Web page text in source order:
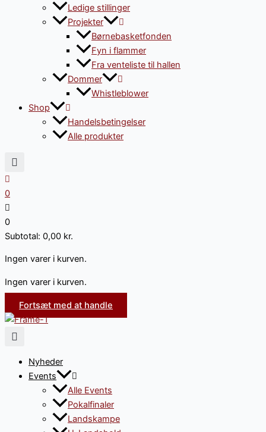
Ledige stillinger
Projekter
Børnebasketfonden
Fyn i flammer
Fra venteliste til hallen
Dommer
Whistleblower
Shop
Handelsbetingelser
Alle produkter
0
0
Subtotal: 0,00 kr.
Ingen varer i kurven.
Ingen varer i kurven.
Fortsæt med at handle
Nyheder
Events
Alle Events
Pokalfinaler
Landskampe